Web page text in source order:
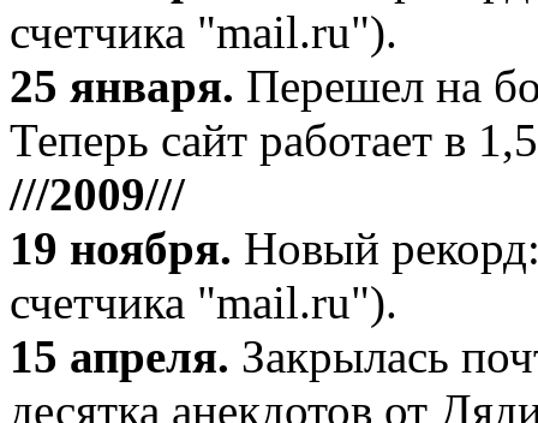
счетчика "mail.ru").
25 января. Перешел на
Теперь сайт работает в
///2009///
19 ноября. Новый
счетчика "mail.ru").
15 апреля. Закрылась
десятка анекдотов от